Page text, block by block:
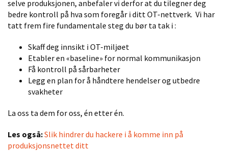
selve produksjonen, anbefaler vi derforat du tilegner deg
bedre kontroll på hva som foregår i ditt OT-nettverk. Vi har
tatt frem fire fundamentale steg du bør ta tak i :
Skaff deg innsikt i OT-miljøet
Etabler en «baseline» for normal kommunikasjon
Få kontroll på sårbarheter
Legg en plan for å håndtere hendelserog utbedre
svakheter
La oss ta dem for oss, én etter én.
Les også:Slik hindrer du hackere i å komme inn på
produksjonsnettet ditt